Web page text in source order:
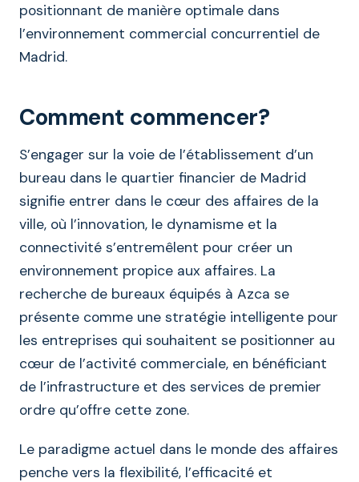
positionnant de manière optimale dans
l’environnement commercial concurrentiel de
Madrid.
Comment commencer?
S’engager sur la voie de l’établissement d’un
bureau dans le quartier financier de Madrid
signifie entrer dans le cœur des affaires de la
ville, où l’innovation, le dynamisme et la
connectivité s’entremêlent pour créer un
environnement propice aux affaires. La
recherche de bureaux équipés à Azca se
présente comme une stratégie intelligente pour
les entreprises qui souhaitent se positionner au
cœur de l’activité commerciale, en bénéficiant
de l’infrastructure et des services de premier
ordre qu’offre cette zone.
Le paradigme actuel dans le monde des affaires
penche vers la flexibilité, l’efficacité et